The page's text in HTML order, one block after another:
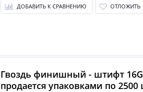
ДОБАВИТЬ К СРАВНЕНИЮ ОТЛОЖИТЬ
Гвоздь финишный - штифт
продается упаковками по 2500